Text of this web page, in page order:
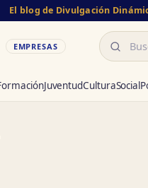
El blog de Divulgación
EMPRESAS Buscar
JuventudCulturaSocial